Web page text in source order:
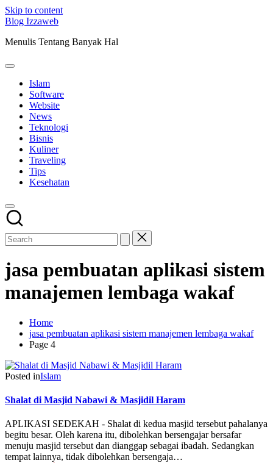
Skip to content
Blog Izzaweb
Menulis Tentang Banyak Hal
Islam
Software
Website
News
Teknologi
Bisnis
Kuliner
Traveling
Tips
Kesehatan
jasa pembuatan aplikasi sistem
manajemen lembaga wakaf
Home
jasa pembuatan aplikasi sistem manajemen lembaga wakaf
Page 4
Posted inIslam
Shalat di Masjid Nabawi & Masjidil Haram
APLIKASI SEDEKAH - Shalat di kedua masjid tersebut pahalanya
begitu besar. Oleh karena itu, dibolehkan bersengajar bersafar
menuju masjid tersebut dan dianggap sebagai ibadah. Sedangkan
tempat lainnya, tidak dibolehkan bersengaja…